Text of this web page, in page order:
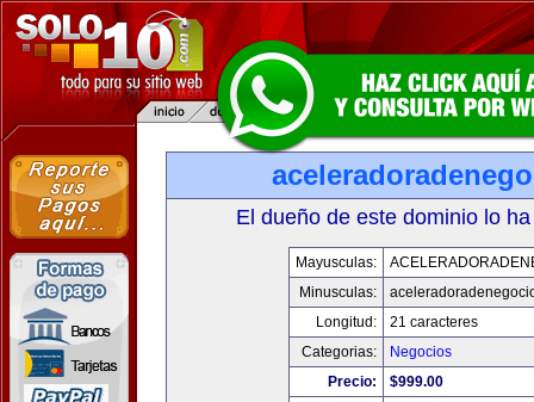
El dueño de este dominio lo
Mayusculas:
Minusculas:
Longitud:
21 caracteres
Categorias:
Negocios
Precio:
$999.00